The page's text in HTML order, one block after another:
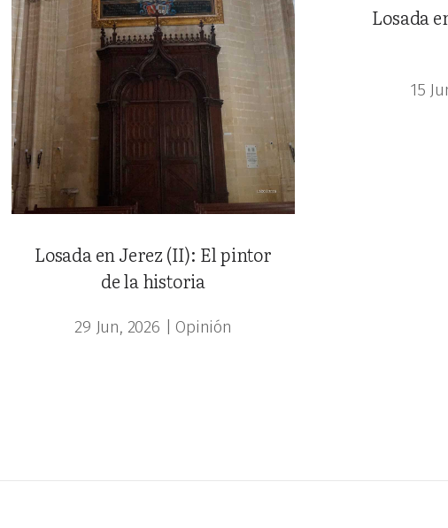
Losada en Jerez (II): El pintor
de la historia
29 Jun, 2026 Opinión
Losada
15